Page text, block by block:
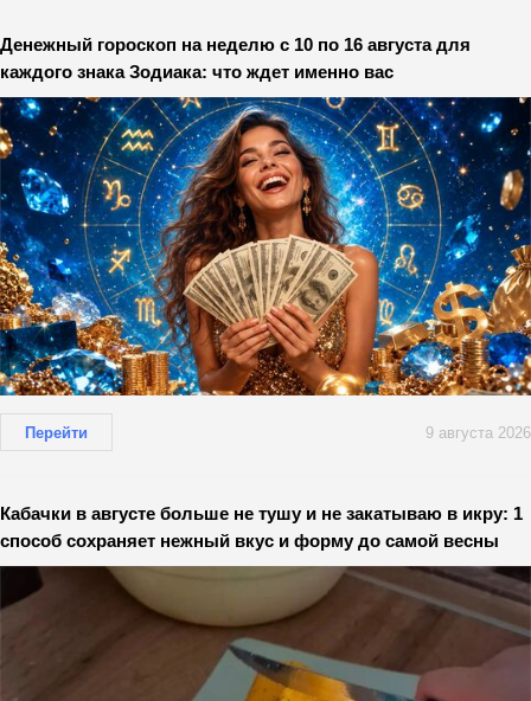
Денежный гороскоп на неделю с 10 по 16 августа для
каждого знака Зодиака: что ждет именно вас
Перейти 9 августа 2026
Кабачки в августе больше не тушу и не закатываю в икру: 1
способ сохраняет нежный вкус и форму до самой весны